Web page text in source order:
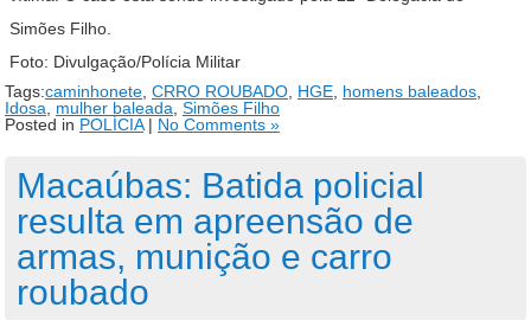
Simões Filho.
Foto: Divulgação/Polícia Militar
Tags:caminhonete CRRO ROUBADO HGE homens baleados
Idosa
mulher baleada Simões Filho
Posted in POLÍCIA| No Comments »
Macaúbas: Batida policial
resulta em apreensão de
armas, munição e carro
roubado